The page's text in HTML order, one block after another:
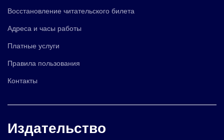
Восстановление читательского билета
Адреса и часы работы
Платные услуги
Правила пользования
Контакты
Издательство